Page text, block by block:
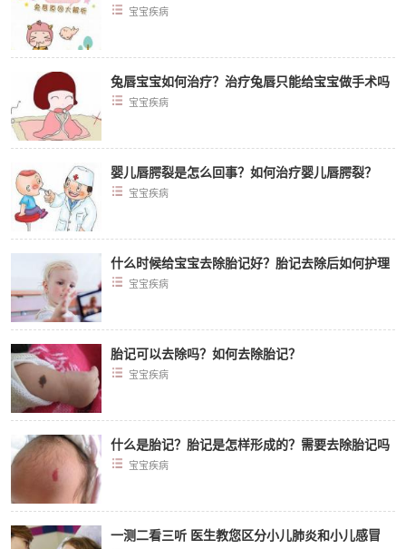
宝宝疾病
兔唇宝宝如何治疗？治疗兔唇只能给宝宝做手术吗
宝宝疾病
婴儿唇腭裂是怎么回事？如何治疗婴儿唇腭裂？
宝宝疾病
什么时候给宝宝去除胎记好？胎记去除后如何护理
宝宝疾病
胎记可以去除吗？如何去除胎记？
宝宝疾病
什么是胎记？胎记是怎样形成的？需要去除胎记吗
宝宝疾病
一测二看三听 医生教您区分小儿肺炎和小儿感冒